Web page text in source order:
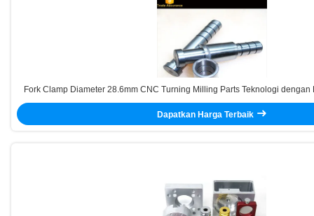
Fork Clamp Diameter 28.6mm CNC Turning Milling Parts Teknologi
dan Sertifikat ISO13485
Dapatkan Harga Terbaik